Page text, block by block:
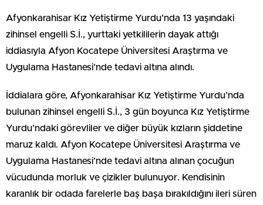
Afyonkarahisar Kız Yetiştirme Yurdu’nda 13 yaşındaki
zihinsel engelli S.İ., yurttaki yetkililerin dayak attığı
iddiasıyla Afyon Kocatepe Üniversitesi Araştırma ve
Uygulama Hastanesi’nde tedavi altına alındı.
İddialara göre, Afyonkarahisar Kız Yetiştirme Yurdu’nda
bulunan zihinsel engelli S.İ., 3 gün boyunca Kız Yetiştirme
Yurdu’ndaki görevliler ve diğer büyük kızların şiddetine
maruz kaldı. Afyon Kocatepe Üniversitesi Araştırma ve
Uygulama Hastanesi’nde tedavi altına alınan çocuğun
vücudunda morluk ve çizikler bulunuyor. Kendisinin
karanlık bir odada farelerle baş başa bırakıldığını ileri süren